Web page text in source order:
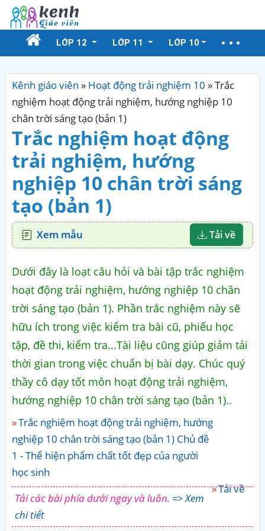
LỚP 12 LỚP 11 LỚP 10
Kênh giáo viên » Hoạt động trải nghiệm 10 »Trắc
nghiệm hoạt động trải nghiệm, hướng nghiệp 10
chân trời sáng tạo (bản 1)
Trắc nghiệm hoạt động
trải nghiệm, hướng
nghiệp 10 chân trời sáng
tạo (bản 1)
Xem mẫu Tải về
Dưới đây là loạt câu hỏi và bài tập trắc nghiệm
hoạt động trải nghiệm, hướng nghiệp 10 chân
trời sáng tạo (bản 1). Phần trắc nghiệm này sẽ
hữu ích trong việc kiểm tra bài cũ, phiếu học
tập, đề thi, kiểm tra...Tài liệu cũng giúp giảm tải
thời gian trong việc chuẩn bị bài dạy. Chúc quý
thầy cô dạy tốt môn hoạt động trải nghiệm,
hướng nghiệp 10 chân trời sáng tạo (bản 1)..
Trắc nghiệm hoạt động trải nghiệm, hướng
nghiệp 10 chân trời sáng tạo (bản 1) Chủ đề
1 - Thể hiện phẩm chất tốt đẹp của người
học sinh
Tải về
Tải các bài phía dưới ngay và luôn. => Xem
chi tiết